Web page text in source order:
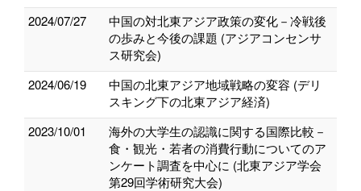
2024/07/27
中国の対北東アジア政策の変化－冷戦後
の歩みと今後の課題 (アジアコンセンサ
ス研究会)
2024/06/19
中国の北東アジア地域戦略の変容 (デリ
スキング下の北東アジア経済)
2023/10/01
海外の大学生の認識に関する国際比較－
食・観光・若者の消費行動についてのア
ンケート調査を中心に (北東アジア学会
第29回学術研究大会)